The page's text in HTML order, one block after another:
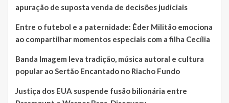
apuração de suposta venda de decisões judiciais
Entre o futebol e a paternidade: Éder Militão emociona
ao compartilhar momentos especiais com a filha Cecília
Banda Imagem leva tradição, música autoral e cultura
popular ao Sertão Encantado no Riacho Fundo
Justiça dos EUA suspende fusão bilionária entre